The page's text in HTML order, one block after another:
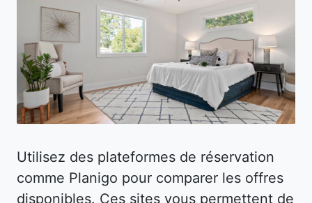
Utilisez des plateformes de réservation
comme Planigo pour comparer les offres
disponibles. Ces sites vous permettent de